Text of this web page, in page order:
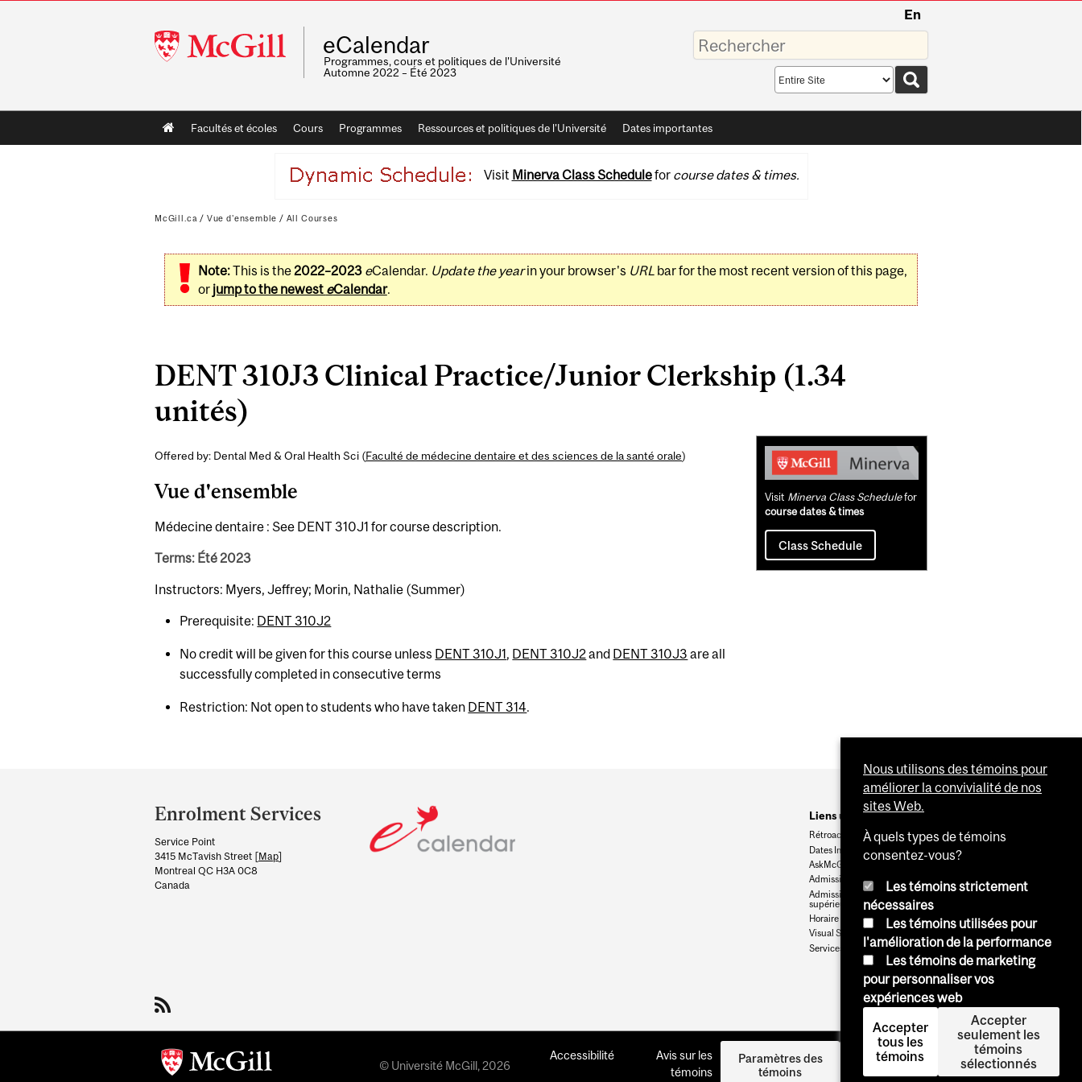
McGill
University
En
eCalendar
Programmes, cours et politiques de l'Université
Automne 2022 – Été 2023
Saisissez
vos
mots-
Search
scope
Main
navigation
Facultés et écoles Cours Programmes Ressources et politiques de l'Université Dates importantes
Visit Minerva Class Schedulefor course dates & times.
McGill.ca / Vue d'ensemble / All Courses
Note:This is the2022–2023 eCalendar. Update the yearin your browser's URLbar for the most recent version of this page,
or jump to the newest eCalendar.
DENT 310J3 Clinical Practice/Junior Clerkship (1.34
unités)
Offered by: Dental Med & Oral Health Sci (Faculté de médecine dentaire et des sciences de la santé orale)
Vue d'ensemble
Médecine dentaire : See DENT 310J1 for course description.
Terms: Été 2023
Instructors: Myers, Jeffrey; Morin, Nathalie (Summer)
Prerequisite: DENT 310J2
No credit will be given for this course unless DENT 310J1, DENT 310J2and DENT 310J3 are all
successfully completed in consecutive terms
Restriction: Not open to students who have taken DENT 314
Related
Content
Visit Minerva Class Schedulefor
course dates & times
Class Schedule
and
University
Information
Enrolment Services
Service Point
3415 McTavish Street [Map]
Montreal QC H3A 0C8
Canada
Liens utiles
Rétroaction
Dates Importantes
AskMcGill
Admission au premier cycle
Admissions aux cycles
supérieurs et postdoctoraux
Horaire des cours
Visual Schedule Builder
Services aux étudiants
© Université McGill, 2026
Accessibilité
Avis sur les
témoins
Paramètres des
témoins
Se
connecter
Nous utilisons des témoins pour
améliorer la convivialité de nos
sites Web.
À quels types de témoins
consentez-vous?
Les témoins strictement
nécessaires
Les témoins utilisées pour
l'amélioration de la performance
Les témoins de marketing
pour personnaliser vos
expériences web
Accepter
tous les
témoins
Accepter
seulement les
témoins
sélectionnés